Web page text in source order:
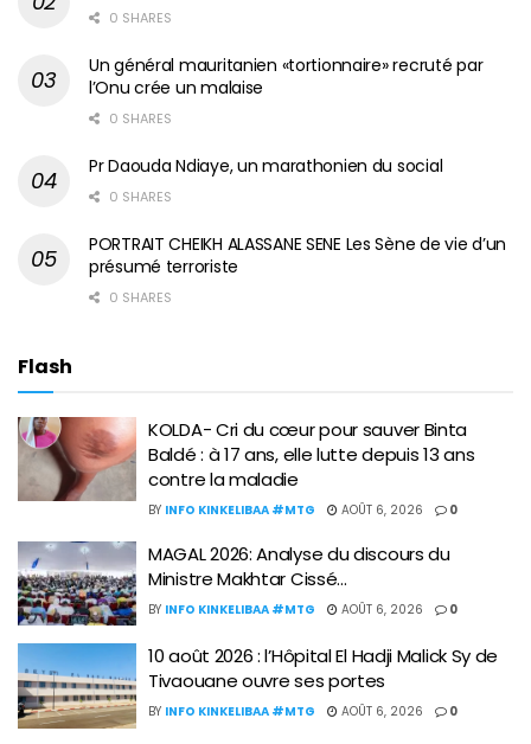
0 SHARES
Un général mauritanien «tortionnaire» recruté par
l’Onu crée un malaise
0 SHARES
Pr Daouda Ndiaye, un marathonien du social
0 SHARES
PORTRAIT CHEIKH ALASSANE SENE Les Sène de vie d’un
présumé terroriste
0 SHARES
Flash
KOLDA- Cri du cœur pour sauver Binta
Baldé : à 17 ans, elle lutte depuis 13 ans
contre la maladie
BY INFO KINKELIBAA #MTG AOÛT 6, 2026 0
MAGAL 2026: Analyse du discours du
Ministre Makhtar Cissé…
BY INFO KINKELIBAA #MTG AOÛT 6, 2026 0
10 août 2026 : l’Hôpital El Hadji Malick Sy de
Tivaouane ouvre ses portes
BY INFO KINKELIBAA #MTG AOÛT 6, 2026 0